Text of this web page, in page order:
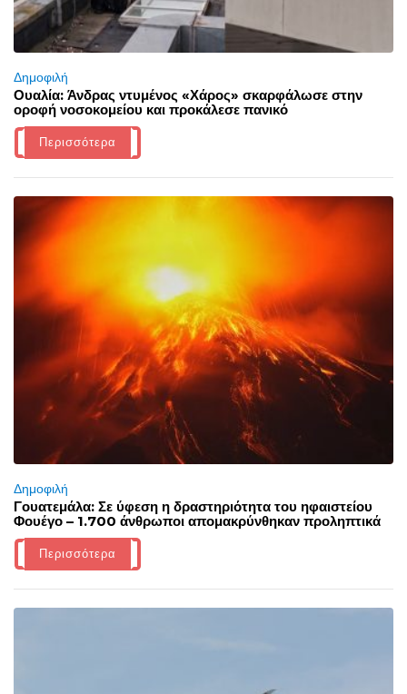
Δημοφιλή
Ουαλία: Άνδρας ντυμένος «Χάρος» σκαρφάλωσε στην
οροφή νοσοκομείου και προκάλεσε πανικό
Περισσότερα
Δημοφιλή
Γουατεμάλα: Σε ύφεση η δραστηριότητα του ηφαιστείου
Φουέγο – 1.700 άνθρωποι απομακρύνθηκαν προληπτικά
Περισσότερα